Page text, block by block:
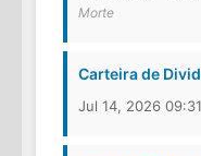
Morte
Carteira de
Jul 14, 2026